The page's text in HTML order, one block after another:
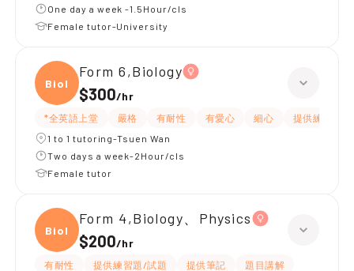
One day a week -1.5Hour/cls
Female tutor-University
Biolo
Form 6,Biology
$300/hr
*全英語上堂 嚴格 有耐性 有愛心 細心
提供練習題/
1 to 1 tutoring-Tsuen Wan
Two days a week-2Hour/cls
Female tutor
Biolo
Form 4,Biology、Physics
$200/hr
有耐性 提供練習題/試題 提供筆記
題目講解